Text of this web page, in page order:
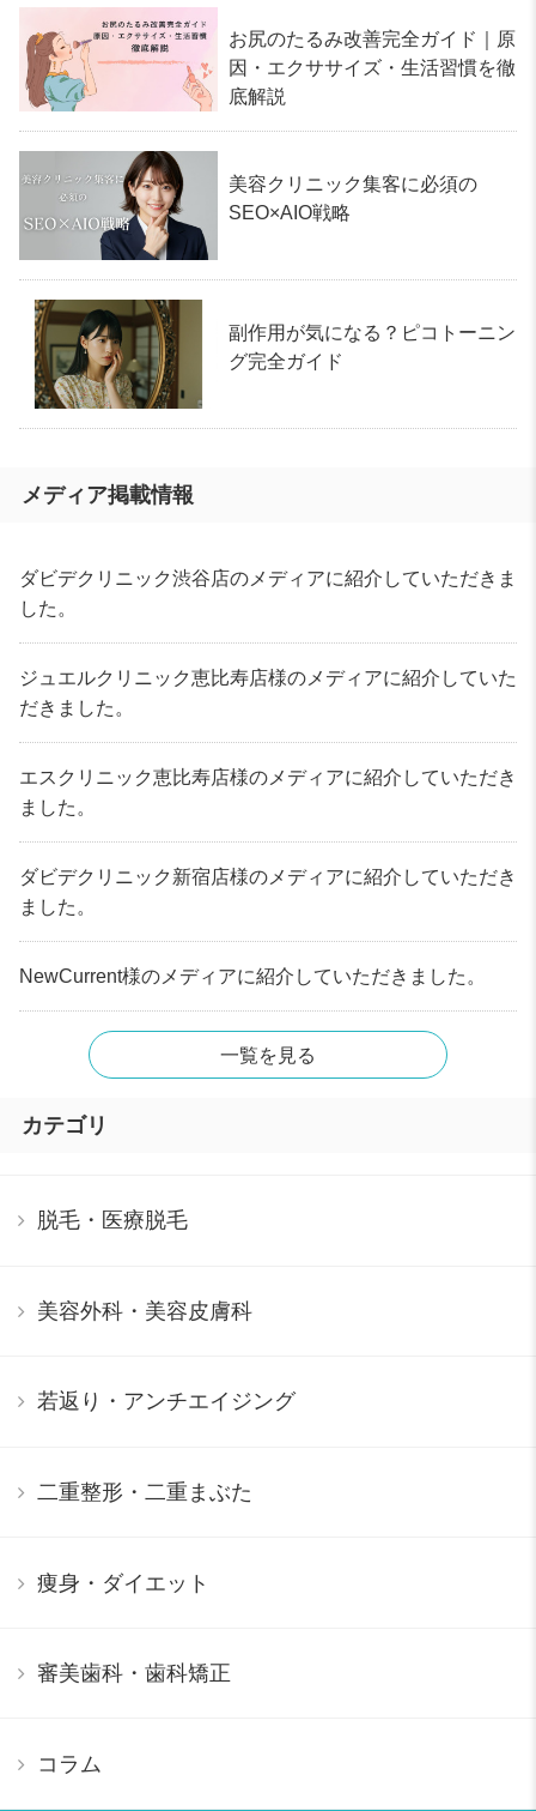
お尻のたるみ改善完全ガイド｜原
因・エクササイズ・生活習慣を徹
底解説
美容クリニック集客に必須の
SEO×AIO戦略
副作用が気になる？ピコトーニン
グ完全ガイド
メディア掲載情報
ダビデクリニック渋谷店のメディアに紹介していただきま
した。
ジュエルクリニック恵比寿店様のメディアに紹介していた
だきました。
エスクリニック恵比寿店様のメディアに紹介していただき
ました。
ダビデクリニック新宿店様のメディアに紹介していただき
ました。
NewCurrent様のメディアに紹介していただきました。
一覧を見る
カテゴリ
脱毛・医療脱毛
美容外科・美容皮膚科
若返り・アンチエイジング
二重整形・二重まぶた
痩身・ダイエット
審美歯科・歯科矯正
コラム